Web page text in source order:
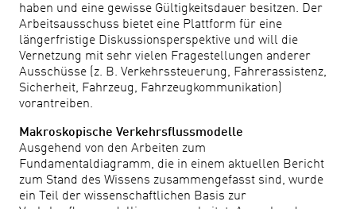
haben und eine gewisse Gültigkeitsdauer besitzen. Der
Arbeitsausschuss bietet eine Plattform für eine
längerfristige Diskussionsperspektive und will die
Vernetzung mit sehr vielen Fragestellungen anderer
Ausschüsse (z. B. Verkehrssteuerung, Fahrerassistenz,
Sicherheit, Fahrzeug, Fahrzeugkommunikation)
vorantreiben.
Makroskopische Verkehrsflussmodelle
Ausgehend von den Arbeiten zum
Fundamentaldiagramm, die in einem aktuellen Bericht
zum Stand des Wissens zusammengefasst sind, wurde
ein Teil der wissenschaftlichen Basis zur